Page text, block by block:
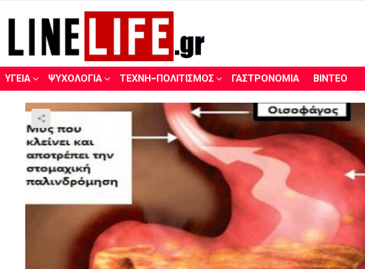
ΥΓΕΊΑ ΨΥΧΟΛΟΓΊΑ ΤΈΧΝΗ-ΠΟΛΙΤΙΣΜΌΣ ΓΑΣΤΡΟΝΟΜΊΑ ΒΊΝΤΕΟ